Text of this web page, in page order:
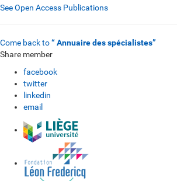
See Open Access Publications
Come back to“ Annuaire des spécialistes”
Share member
facebook
twitter
linkedin
email